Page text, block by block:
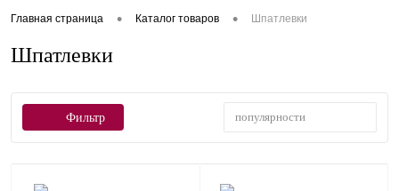
Главная страница • Каталог товаров • Шпатлевки
Шпатлевки
Фильтр популярности